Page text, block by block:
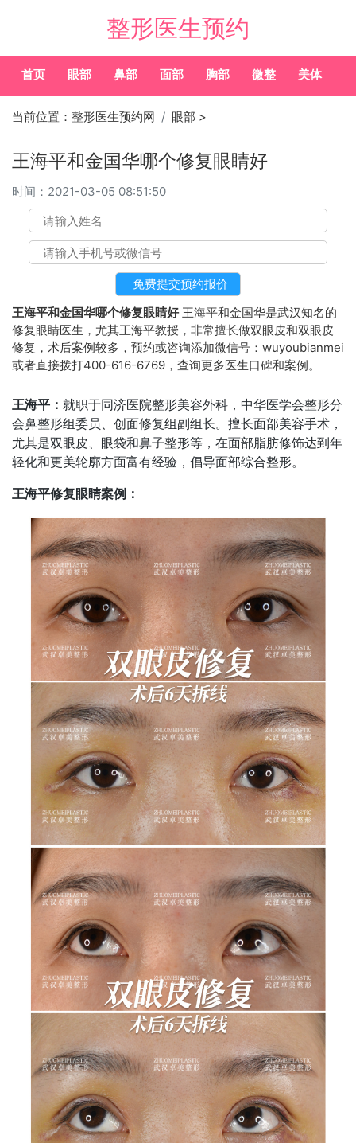
整形医生预约
首页 眼部 鼻部 面部 胸部 微整 美体
当前位置： 整形医生预约网 眼部 >
王海平和金国华哪个修复眼睛好
时间： 2021-03-05 08:51:50
王海平和金国华哪个修复眼睛好王海平和金国华是武汉知名的
修复眼睛医生，尤其王海平教授，非常擅长做双眼皮和双眼皮
修复，术后案例较多，预约或咨询添加微信号：wuyoubianmei
或者直接拨打400-616-6769，查询更多医生口碑和案例。
王海平： 就职于同济医院整形美容外科，中华医学会整形分
会鼻整形组委员、创面修复组副组长。擅长面部美容手术，
尤其是双眼皮、眼袋和鼻子整形等，在面部脂肪修饰达到年
轻化和更美轮廓方面富有经验，倡导面部综合整形。
王海平修复眼睛案例：